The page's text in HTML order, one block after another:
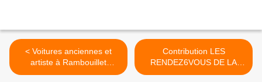
< Voitures anciennes et
artiste à Rambouillet
dimanche 19 JUIN 2016 au
Contribution LES
RENDEZ6VOUS DE LA
REINE à l’album des bons